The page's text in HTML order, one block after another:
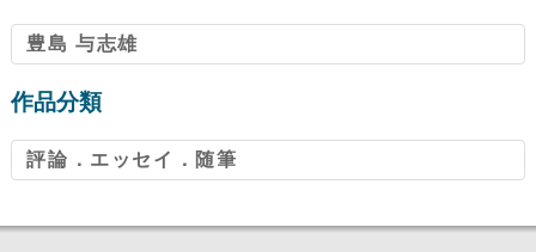
豊島 与志雄
作品分類
評論．エッセイ．随筆